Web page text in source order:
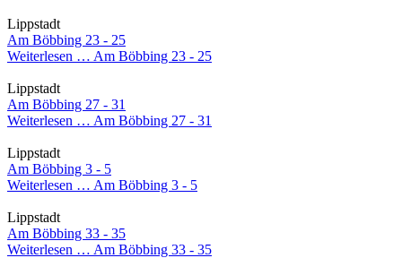
Lippstadt
Am Böbbing 23 - 25
Weiterlesen … Am Böbbing 23 - 25
Lippstadt
Am Böbbing 27 - 31
Weiterlesen … Am Böbbing 27 - 31
Lippstadt
Am Böbbing 3 - 5
Weiterlesen … Am Böbbing 3 - 5
Lippstadt
Am Böbbing 33 - 35
Weiterlesen … Am Böbbing 33 - 35